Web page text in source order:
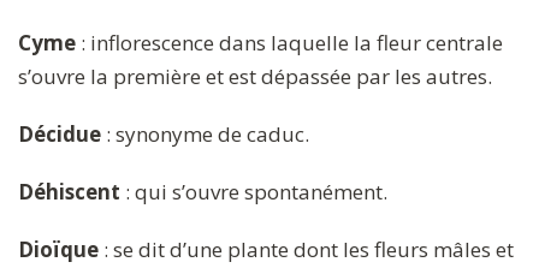
Cyme : inflorescence dans laquelle la fleur centrale
s’ouvre la première et est dépassée par les autres.
Décidue : synonyme de caduc.
Déhiscent : qui s’ouvre spontanément.
Dioïque : se dit d’une plante dont les fleurs mâles et